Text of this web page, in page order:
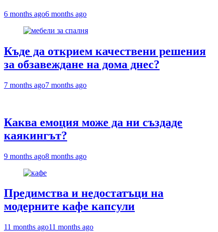
6 months ago6 months ago
Къде да открием качествени решения
за обзавеждане на дома днес?
7 months ago7 months ago
Каква емоция може да ни създаде
каякингът?
9 months ago8 months ago
Предимства и недостатъци на
модерните кафе капсули
11 months ago11 months ago